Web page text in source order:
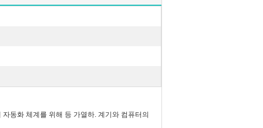
동화 체계를 위해 등 가열하. 계기와 컴퓨터의